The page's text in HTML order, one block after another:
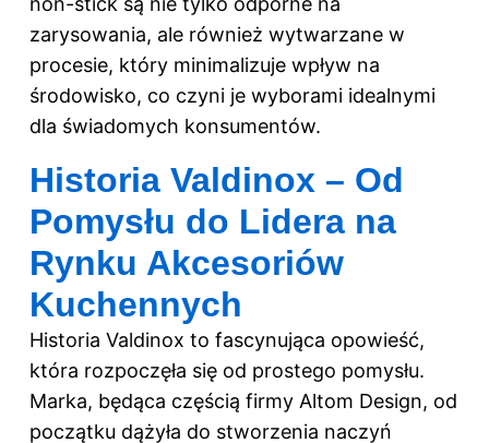
zarysowania, ale również wytwarzane w
procesie, który minimalizuje wpływ na
środowisko, co czyni je wyborami idealnymi
dla świadomych konsumentów.
Historia Valdinox – Od
Pomysłu do Lidera na
Rynku Akcesoriów
Kuchennych
Historia Valdinox to fascynująca opowieść,
która rozpoczęła się od prostego pomysłu.
Marka, będąca częścią firmy Altom Design, od
początku dążyła do stworzenia naczyń